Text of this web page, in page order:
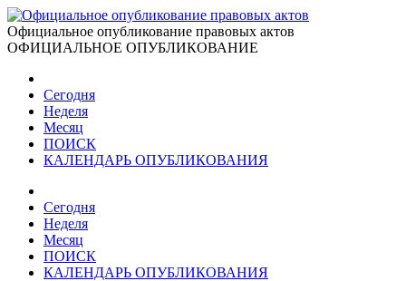
Официальное опубликование правовых актов
ОФИЦИАЛЬНОЕ ОПУБЛИКОВАНИЕ
Сегодня
Неделя
Месяц
ПОИСК
КАЛЕНДАРЬ ОПУБЛИКОВАНИЯ
Сегодня
Неделя
Месяц
ПОИСК
КАЛЕНДАРЬ ОПУБЛИКОВАНИЯ